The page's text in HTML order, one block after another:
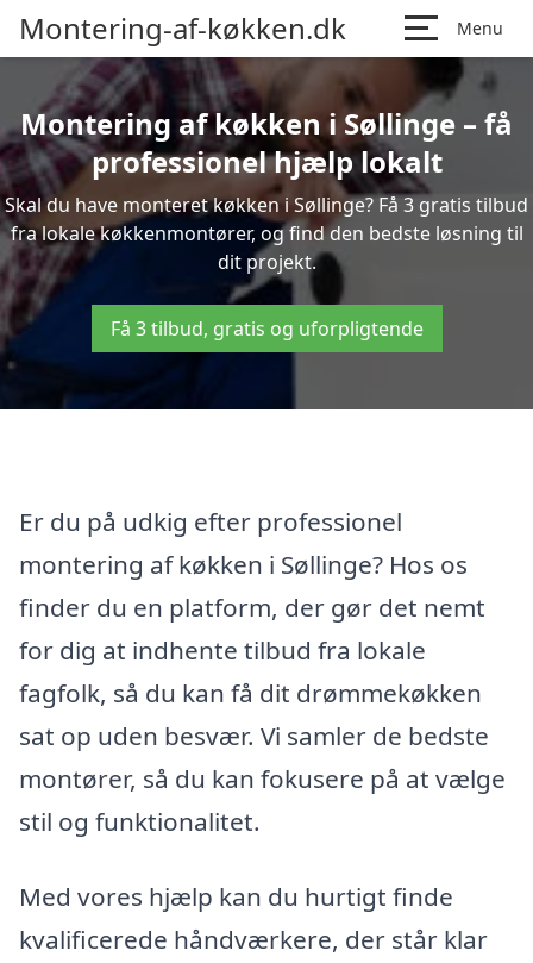
Montering-af-køkken.dk Menu
Montering af køkken i Søllinge – få
professionel hjælp lokalt
Skal du have monteret køkken i Søllinge? Få 3 gratis tilbud
fra lokale køkkenmontører, og find den bedste løsning til
dit projekt.
Få 3 tilbud, gratis og uforpligtende
Er du på udkig efter professionel
montering af køkken i Søllinge? Hos os
finder du en platform, der gør det nemt
for dig at indhente tilbud fra lokale
fagfolk, så du kan få dit drømmekøkken
sat op uden besvær. Vi samler de bedste
montører, så du kan fokusere på at vælge
stil og funktionalitet.
Med vores hjælp kan du hurtigt finde
kvalificerede håndværkere, der står klar